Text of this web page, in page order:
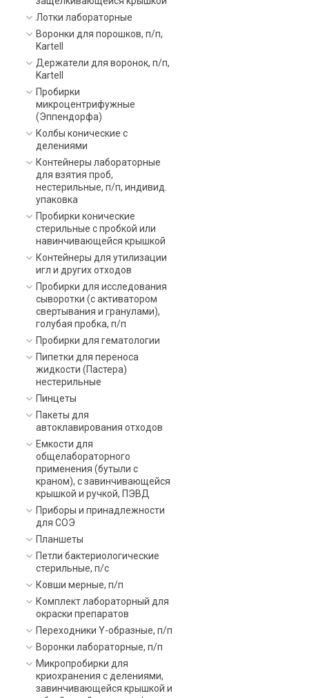
Лотки лабораторные
Воронки для порошков, п/п,
Kartell
Держатели для воронок, п/п,
Kartell
Пробирки
микроцентрифужные
(Эппендорфа)
Колбы конические с
делениями
Контейнеры лабораторные
для взятия проб,
нестерильные, п/п, индивид.
упаковка
Пробирки конические
стерильные с пробкой или
навинчивающейся крышкой
Контейнеры для утилизации
игл и других отходов
Пробирки для исследования
сыворотки (с активатором
свертывания и гранулами),
голубая пробка, п/п
Пробирки для гематологии
Пипетки для переноса
жидкости (Пастера)
нестерильные
Пинцеты
Пакеты для
автоклавирования отходов
Емкости для
общелабораторного
применения (бутыли с
краном), с завинчивающейся
крышкой и ручкой, ПЭВД
Приборы и принадлежности
для СОЭ
Планшеты
Петли бактериологические
стерильные, п/с
Ковши мерные, п/п
Комплект лабораторный для
окраски препаратов
Переходники Y-образные, п/п
Воронки лабораторные, п/п
Микропробирки для
криохранения с делениями,
завинчивающейся крышкой и